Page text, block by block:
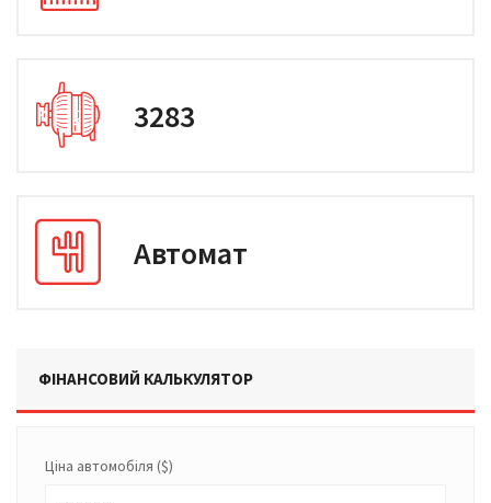
3283
Автомат
ФІНАНСОВИЙ КАЛЬКУЛЯТОР
Ціна автомобіля ($)